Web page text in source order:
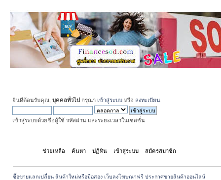
ยินดีต้อนรับคุณ, บุคคลทั่วไป กรุณา เข้าสู่ระบบ หรือ ลงทะเบียน
เข้าสู่ระบบด้วยชื่อผู้ใช้ รหัสผ่าน และระยะเวลาในเซสชั่น
ช่วยเหลือ ค้นหา ปฏิทิน เข้าสู่ระบบ สมัครสมาชิก
ซื้อขายแลกเปลี่ยน สินค้าใหม่หรือมือสอง เว็บลงโฆษณาฟรี ประกาศขายสินค้าออนไลน์